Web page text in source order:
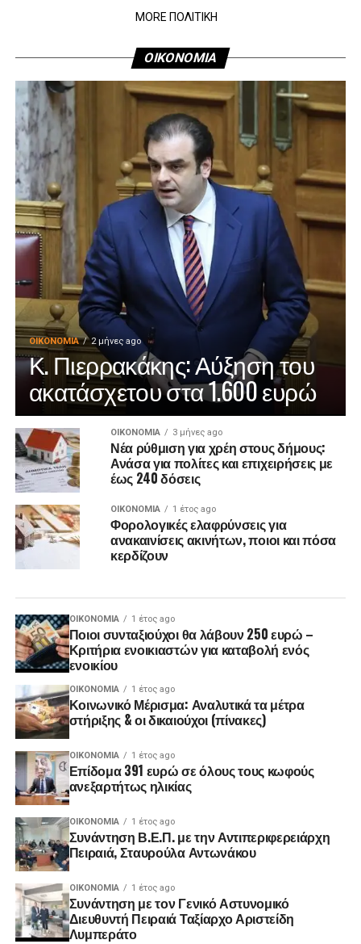
MORE ΠΟΛΙΤΙΚΗ
ΟΙΚΟΝΟΜΙΑ
ΟΙΚΟΝΟΜΊΑ 2 μήνες ago
Κ. Πιερρακάκης: Αύξηση του
ακατάσχετου στα 1.600 ευρώ
ΟΙΚΟΝΟΜΊΑ 3 μήνες ago
Νέα ρύθμιση για χρέη στους δήμους:
Ανάσα για πολίτες και επιχειρήσεις με
έως 240 δόσεις
ΟΙΚΟΝΟΜΊΑ 1 έτος ago
Φορολογικές ελαφρύνσεις για
ανακαινίσεις ακινήτων, ποιοι και πόσα
κερδίζουν
ΟΙΚΟΝΟΜΊΑ 1 έτος ago
Ποιοι συνταξιούχοι θα λάβουν 250 ευρώ –
Κριτήρια ενοικιαστών για καταβολή ενός
ενοικίου
ΟΙΚΟΝΟΜΊΑ 1 έτος ago
Κοινωνικό Μέρισμα: Αναλυτικά τα μέτρα
στήριξης & οι δικαιούχοι (πίνακες)
ΟΙΚΟΝΟΜΊΑ 1 έτος ago
Επίδομα 391 ευρώ σε όλους τους κωφούς
ανεξαρτήτως ηλικίας
ΟΙΚΟΝΟΜΊΑ 1 έτος ago
Συνάντηση Β.Ε.Π. με την Αντιπεριφερειάρχη
Πειραιά, Σταυρούλα Αντωνάκου
ΟΙΚΟΝΟΜΊΑ 1 έτος ago
Συνάντηση με τον Γενικό Αστυνομικό
Διευθυντή Πειραιά Ταξίαρχο Αριστείδη
Λυμπεράτο